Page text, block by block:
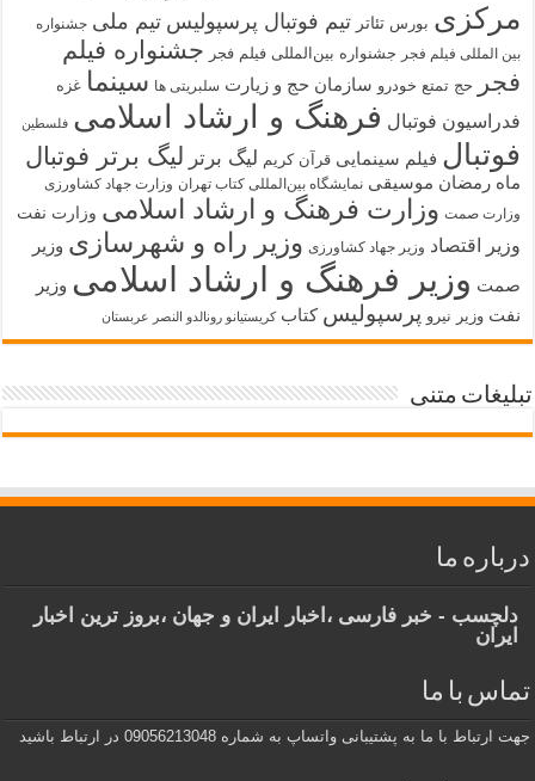
مرکزی بورس تئاتر تیم فوتبال پرسپولیس تیم ملی جشنواره
بین المللی فیلم فجر جشنواره بین‌المللی فیلم فجر جشنواره فیلم
فجر
حج تمتع خودرو سازمان حج و زیارت سلبریتی ها سینما غزه
فدراسیون فوتبال فرهنگ و ارشاد اسلامی فلسطین
فوتبال فیلم سینمایی قرآن کریم لیگ برتر لیگ برتر فوتبال
ماه رمضان موسیقی نمایشگاه بین‌المللی کتاب تهران وزارت جهاد کشاورزی
وزارت صمت وزارت فرهنگ و ارشاد اسلامی وزارت نفت
وزیر اقتصاد وزیر جهاد کشاورزی وزیر راه و شهرسازی وزیر
صمت وزیر فرهنگ و ارشاد اسلامی وزیر
نفت وزیر نیرو پرسپولیس کتاب کریستیانو رونالدو النصر عربستان
تبلیغات متنی
درباره ما
دلچسب - خبر فارسی ،اخبار ایران و جهان ،بروز ترین اخبار
ایران
تماس با ما
جهت ارتباط با ما به پشتیبانی واتساپ به شماره 09056213048 در ارتباط باشید